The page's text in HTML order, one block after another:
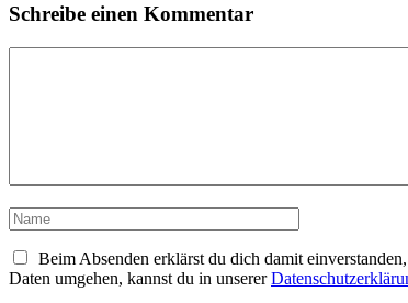
Schreibe einen Kommentar
Name
Beim Absenden erklärst du dich damit
Daten umgehen, kannst du in unserer